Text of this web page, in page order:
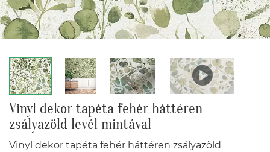
Vinyl dekor tapéta fehér háttéren
zsályazöld levél mintával
Vinyl dekor tapéta fehér háttéren zsályazöld